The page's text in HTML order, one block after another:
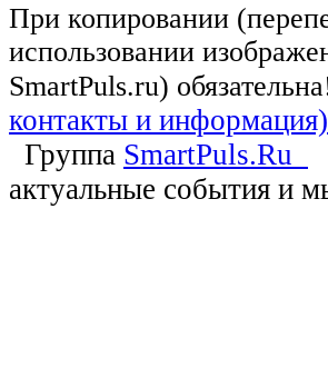
При копировании
использовании
SmartPuls.ru)
контакты и информация)
Группа SmartPuls.Ru
актуальные события и